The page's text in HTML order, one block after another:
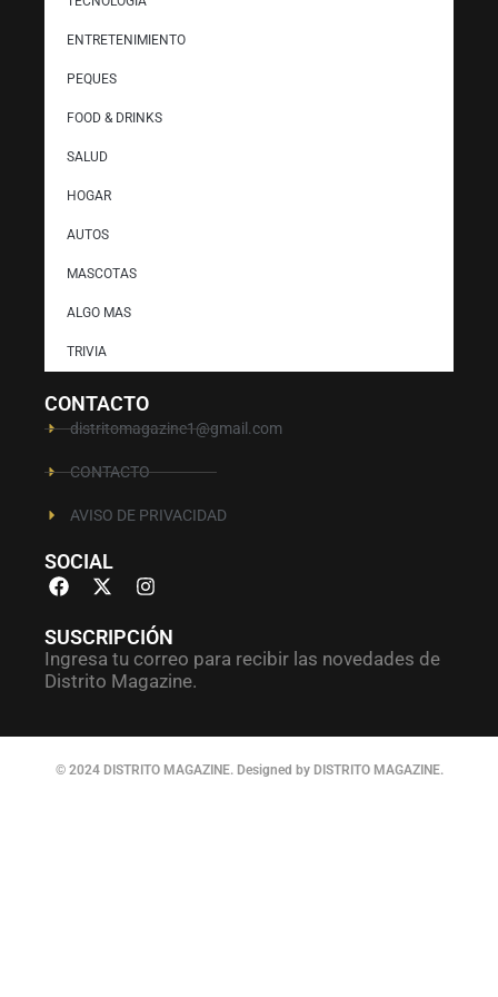
ENTRETENIMIENTO
PEQUES
FOOD & DRINKS
SALUD
HOGAR
AUTOS
MASCOTAS
ALGO MAS
TRIVIA
CONTACTO
distritomagazine1@gmail.com
CONTACTO
AVISO DE PRIVACIDAD
SOCIAL
SUSCRIPCIÓN
Ingresa tu correo para recibir las novedades de
Distrito Magazine.
© 2024 DISTRITO MAGAZINE. Designed by DISTRITO MAGAZINE.